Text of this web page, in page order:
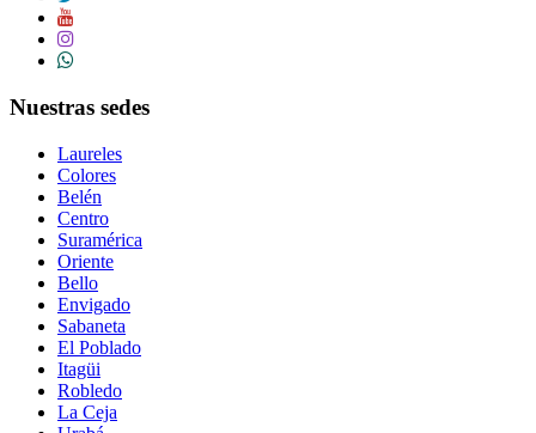
Nuestras sedes
Laureles
Colores
Belén
Centro
Suramérica
Oriente
Bello
Envigado
Sabaneta
El Poblado
Itagüi
Robledo
La Ceja